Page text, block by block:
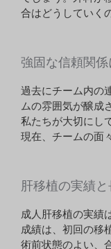
合はどうしていく
強固な信頼関係
過去にチーム内の
ムの雰囲気が醸成
私たちが大切にし
現在、チームの面
肝移植の実績
成人肝移植の実績
成績は、初回の移
術前状態のよい、